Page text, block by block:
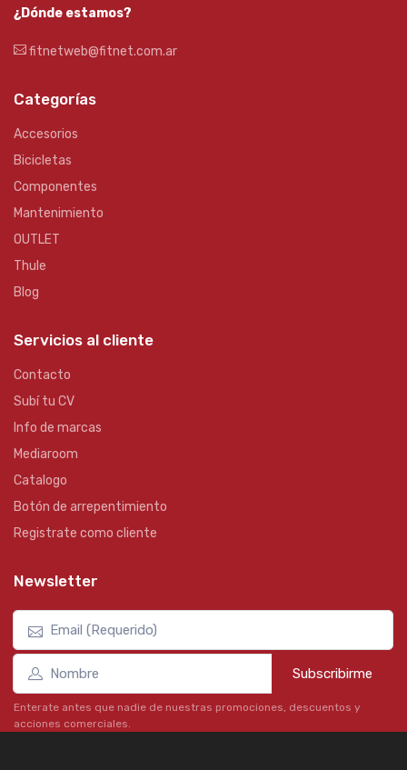
¿Dónde estamos?
fitnetweb@fitnet.com.ar
Categorías
Accesorios
Bicicletas
Componentes
Mantenimiento
OUTLET
Thule
Blog
Servicios al cliente
Contacto
Subí tu CV
Info de marcas
Mediaroom
Catalogo
Botón de arrepentimiento
Registrate como cliente
Newsletter
Subscribirme
Enterate antes que nadie de nuestras promociones, descuentos y
acciones comerciales.